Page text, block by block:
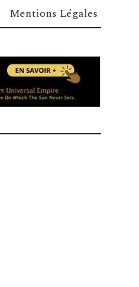
Mentions Légales